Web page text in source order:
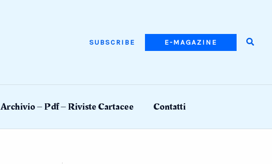
SUBSCRIBE E-MAGAZINE
Archivio – Pdf – Riviste Cartacee Contatti